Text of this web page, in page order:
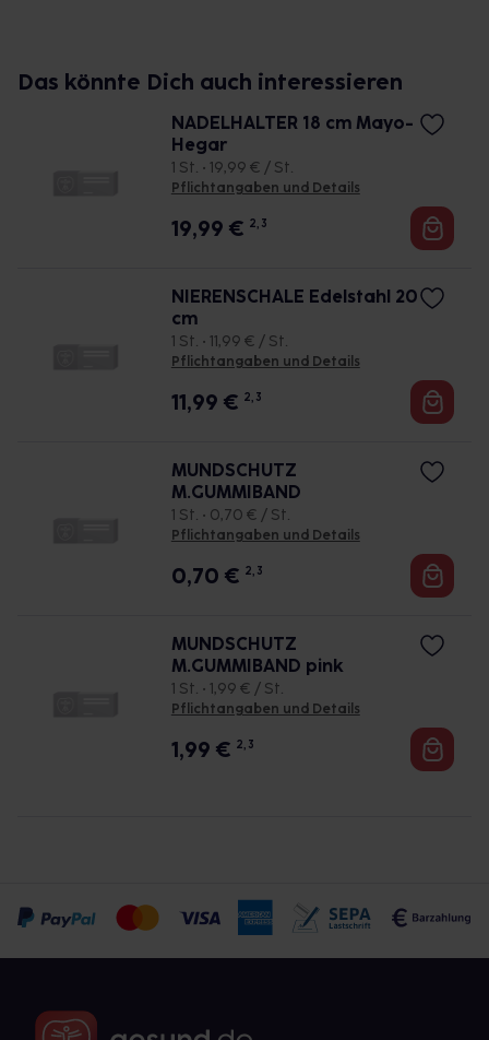
Das könnte Dich auch interessieren
NADELHALTER 18 cm Mayo-
Hegar
1 St. • 19,99 € / St.
Pflichtangaben und Details
19,99 € 2, 3
NIERENSCHALE Edelstahl 20
cm
1 St. • 11,99 € / St.
Pflichtangaben und Details
11,99 € 2, 3
MUNDSCHUTZ
M.GUMMIBAND
1 St. • 0,70 € / St.
Pflichtangaben und Details
0,70 € 2, 3
MUNDSCHUTZ
M.GUMMIBAND pink
1 St. • 1,99 € / St.
Pflichtangaben und Details
1,99 € 2, 3